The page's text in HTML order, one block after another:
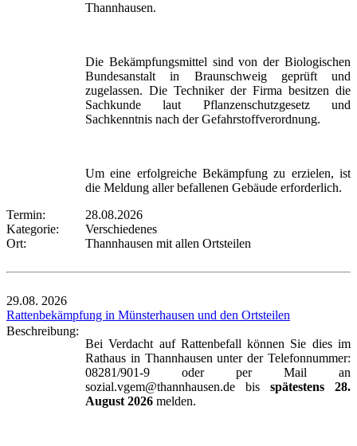
Thannhausen.
Die Bekämpfungsmittel sind von der Biologischen
Bundesanstalt in Braunschweig geprüft und
zugelassen. Die Techniker der Firma besitzen die
Sachkunde laut Pflanzenschutzgesetz und
Sachkenntnis nach der Gefahrstoffverordnung.
Um eine erfolgreiche Bekämpfung zu erzielen, ist
die Meldung aller befallenen Gebäude erforderlich.
Termin:
28.08.2026
Kategorie:
Verschiedenes
Ort:
Thannhausen mit allen Ortsteilen
29.08. 2026
Rattenbekämpfung in Münsterhausen und den Ortsteilen
Beschreibung:
Bei Verdacht auf Rattenbefall können Sie dies im
Rathaus in Thannhausen unter der Telefonnummer:
08281/901-9 oder per Mail an
sozial.vgem@thannhausen.de bis spätestens 28.
August 2026 melden.